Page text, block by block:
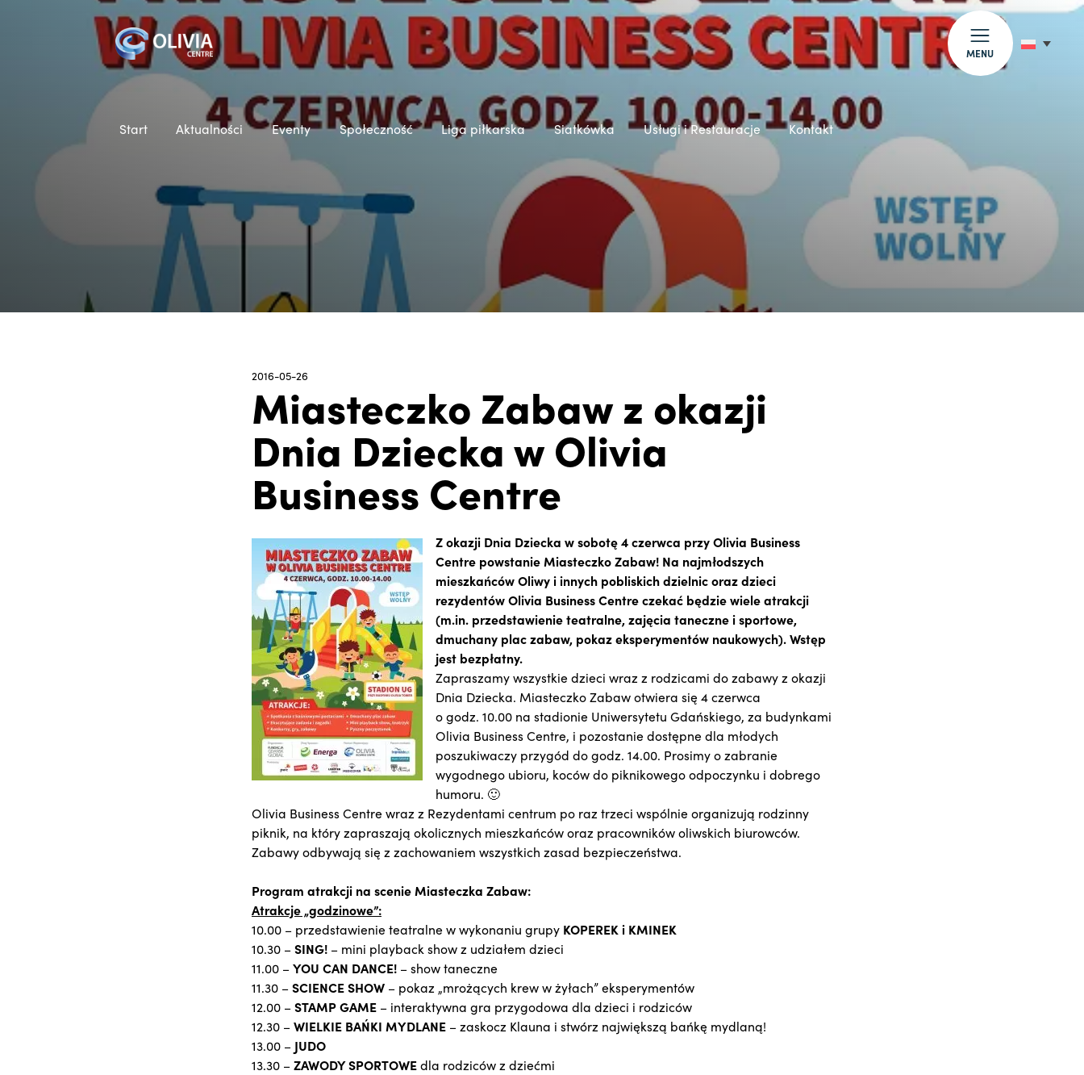
MENU
Start Aktualności Eventy Społeczność Liga piłkarska Siatkówka Usługi i Restauracje Kontakt
2016-05-26
Miasteczko Zabaw z okazji
Dnia Dziecka w Olivia
Business Centre
Z okazji Dnia Dziecka w sobotę 4 czerwca przy Olivia Business
Centre powstanie Miasteczko Zabaw! Na najmłodszych
mieszkańców Oliwy i innych pobliskich dzielnic oraz dzieci
rezydentów Olivia Business Centre czekać będzie wiele atrakcji
(m.in. przedstawienie teatralne, zajęcia taneczne i sportowe,
dmuchany plac zabaw, pokaz eksperymentów naukowych). Wstęp
jest bezpłatny.
Zapraszamy wszystkie dzieci wraz z rodzicami do zabawy z okazji
Dnia Dziecka. Miasteczko Zabaw otwiera się 4 czerwca
o godz. 10.00 na stadionie Uniwersytetu Gdańskiego, za budynkami
Olivia Business Centre, i pozostanie dostępne dla młodych
poszukiwaczy przygód do godz. 14.00. Prosimy o zabranie
wygodnego ubioru, koców do piknikowego odpoczynku i dobrego
humoru. 🙂
Olivia Business Centre wraz z Rezydentami centrum po raz trzeci wspólnie organizują rodzinny
piknik, na który zapraszają okolicznych mieszkańców oraz pracowników oliwskich biurowców.
Zabawy odbywają się z zachowaniem wszystkich zasad bezpieczeństwa.
Program atrakcji na scenie Miasteczka Zabaw:
Atrakcje „godzinowe”:
10.00 – przedstawienie teatralne w wykonaniu grupy KOPEREK i KMINEK
10.30 –SING! – mini playback show z udziałem dzieci
11.00 –YOU CAN DANCE! – show taneczne
11.30 –SCIENCE SHOW – pokaz „mrożących krew w żyłach” eksperymentów
12.00 –STAMP GAME – interaktywna gra przygodowa dla dzieci i rodziców
12.30 –WIELKIE BAŃKI MYDLANE – zaskocz Klauna i stwórz największą bańkę mydlaną!
13.00 – JUDO
13.30 –ZAWODY SPORTOWEdla rodziców z dziećmi